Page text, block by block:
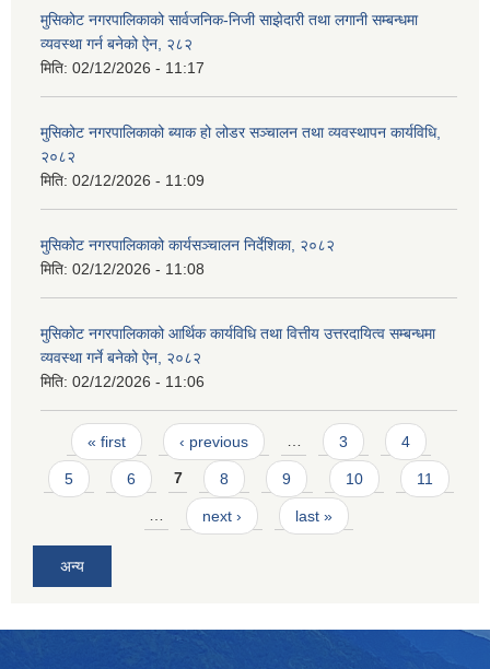
मुसिकोट नगरपालिकाको सार्वजनिक-निजी साझेदारी तथा लगानी सम्बन्धमा
व्यवस्था गर्न बनेको ऐन, २८२
मिति: 02/12/2026 - 11:17
मुसिकोट नगरपालिकाको ब्याक हो लोडर सञ्चालन तथा व्यवस्थापन कार्यविधि,
२०८२
मिति: 02/12/2026 - 11:09
मुसिकोट नगरपालिकाको कार्यसञ्चालन निर्देशिका, २०८२
मिति: 02/12/2026 - 11:08
मुसिकोट नगरपालिकाको आर्थिक कार्यविधि तथा वित्तीय उत्तरदायित्व सम्बन्धमा
व्यवस्था गर्ने बनेको ऐन, २०८२
मिति: 02/12/2026 - 11:06
Pages
« first ‹ previous … 3 4
5 6 7 8 9 10 11
… next › last »
अन्य